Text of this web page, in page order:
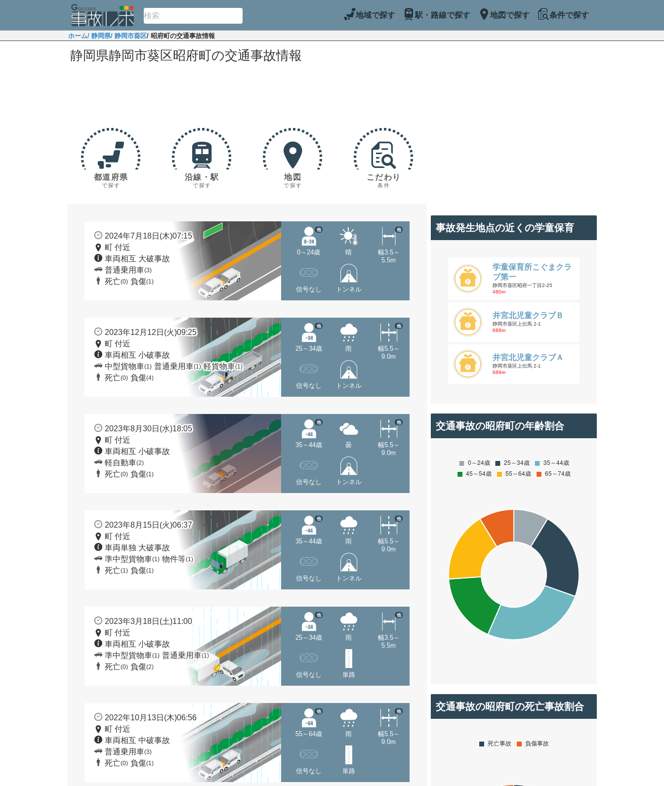
地域で探す 駅・路線で探す 地図で探す 条件で探す
ホーム/ 静岡県/ 静岡市葵区/ 昭府町の交通事故情報
静岡県静岡市葵区昭府町の交通事故情報
都道府県
で探す
沿線・駅
で探す
地図
で探す
こだわり
条件
2024年7月18日(木)07:15
町 付近
車両相互 大破事故
普通乗用車(3)
死亡(0) 負傷(1)
0～24歳
他
晴
幅3.5～
5.5m
他
信号なし トンネル
2023年12月12日(火)09:25
町 付近
車両相互 小破事故
中型貨物車(1) 普通乗用車(1) 軽貨物車(1)
死亡(0) 負傷(4)
25～34歳
他
雨
幅5.5～
9.0m
他
信号なし トンネル
2023年8月30日(水)18:05
町 付近
車両相互 小破事故
軽自動車(2)
死亡(0) 負傷(1)
35～44歳
他
曇
幅5.5～
9.0m
他
信号なし トンネル
2023年8月15日(火)06:37
町 付近
車両単独 大破事故
準中型貨物車(1) 物件等(1)
死亡(1) 負傷(1)
35～44歳
他
雨
幅5.5～
9.0m
他
信号なし トンネル
2023年3月18日(土)11:00
町 付近
車両相互 小破事故
準中型貨物車(1) 普通乗用車(1)
死亡(0) 負傷(2)
25～34歳
他
雨
幅3.5～
5.5m
他
信号なし 単路
2022年10月13日(木)06:56
町 付近
車両相互 中破事故
普通乗用車(3)
死亡(0) 負傷(1)
55～64歳
他
雨
幅5.5～
9.0m
他
信号なし 単路
事故発生地点の近くの学童保育
学童保育所こぐまクラ
ブ第一
静岡市葵区昭府一丁目2-25
480m
井宮北児童クラブＢ
静岡市葵区上伝馬 2-1
689m
井宮北児童クラブＡ
静岡市葵区上伝馬 2-1
689m
交通事故の昭府町の年齢割合
交通事故の昭府町の死亡事故割合